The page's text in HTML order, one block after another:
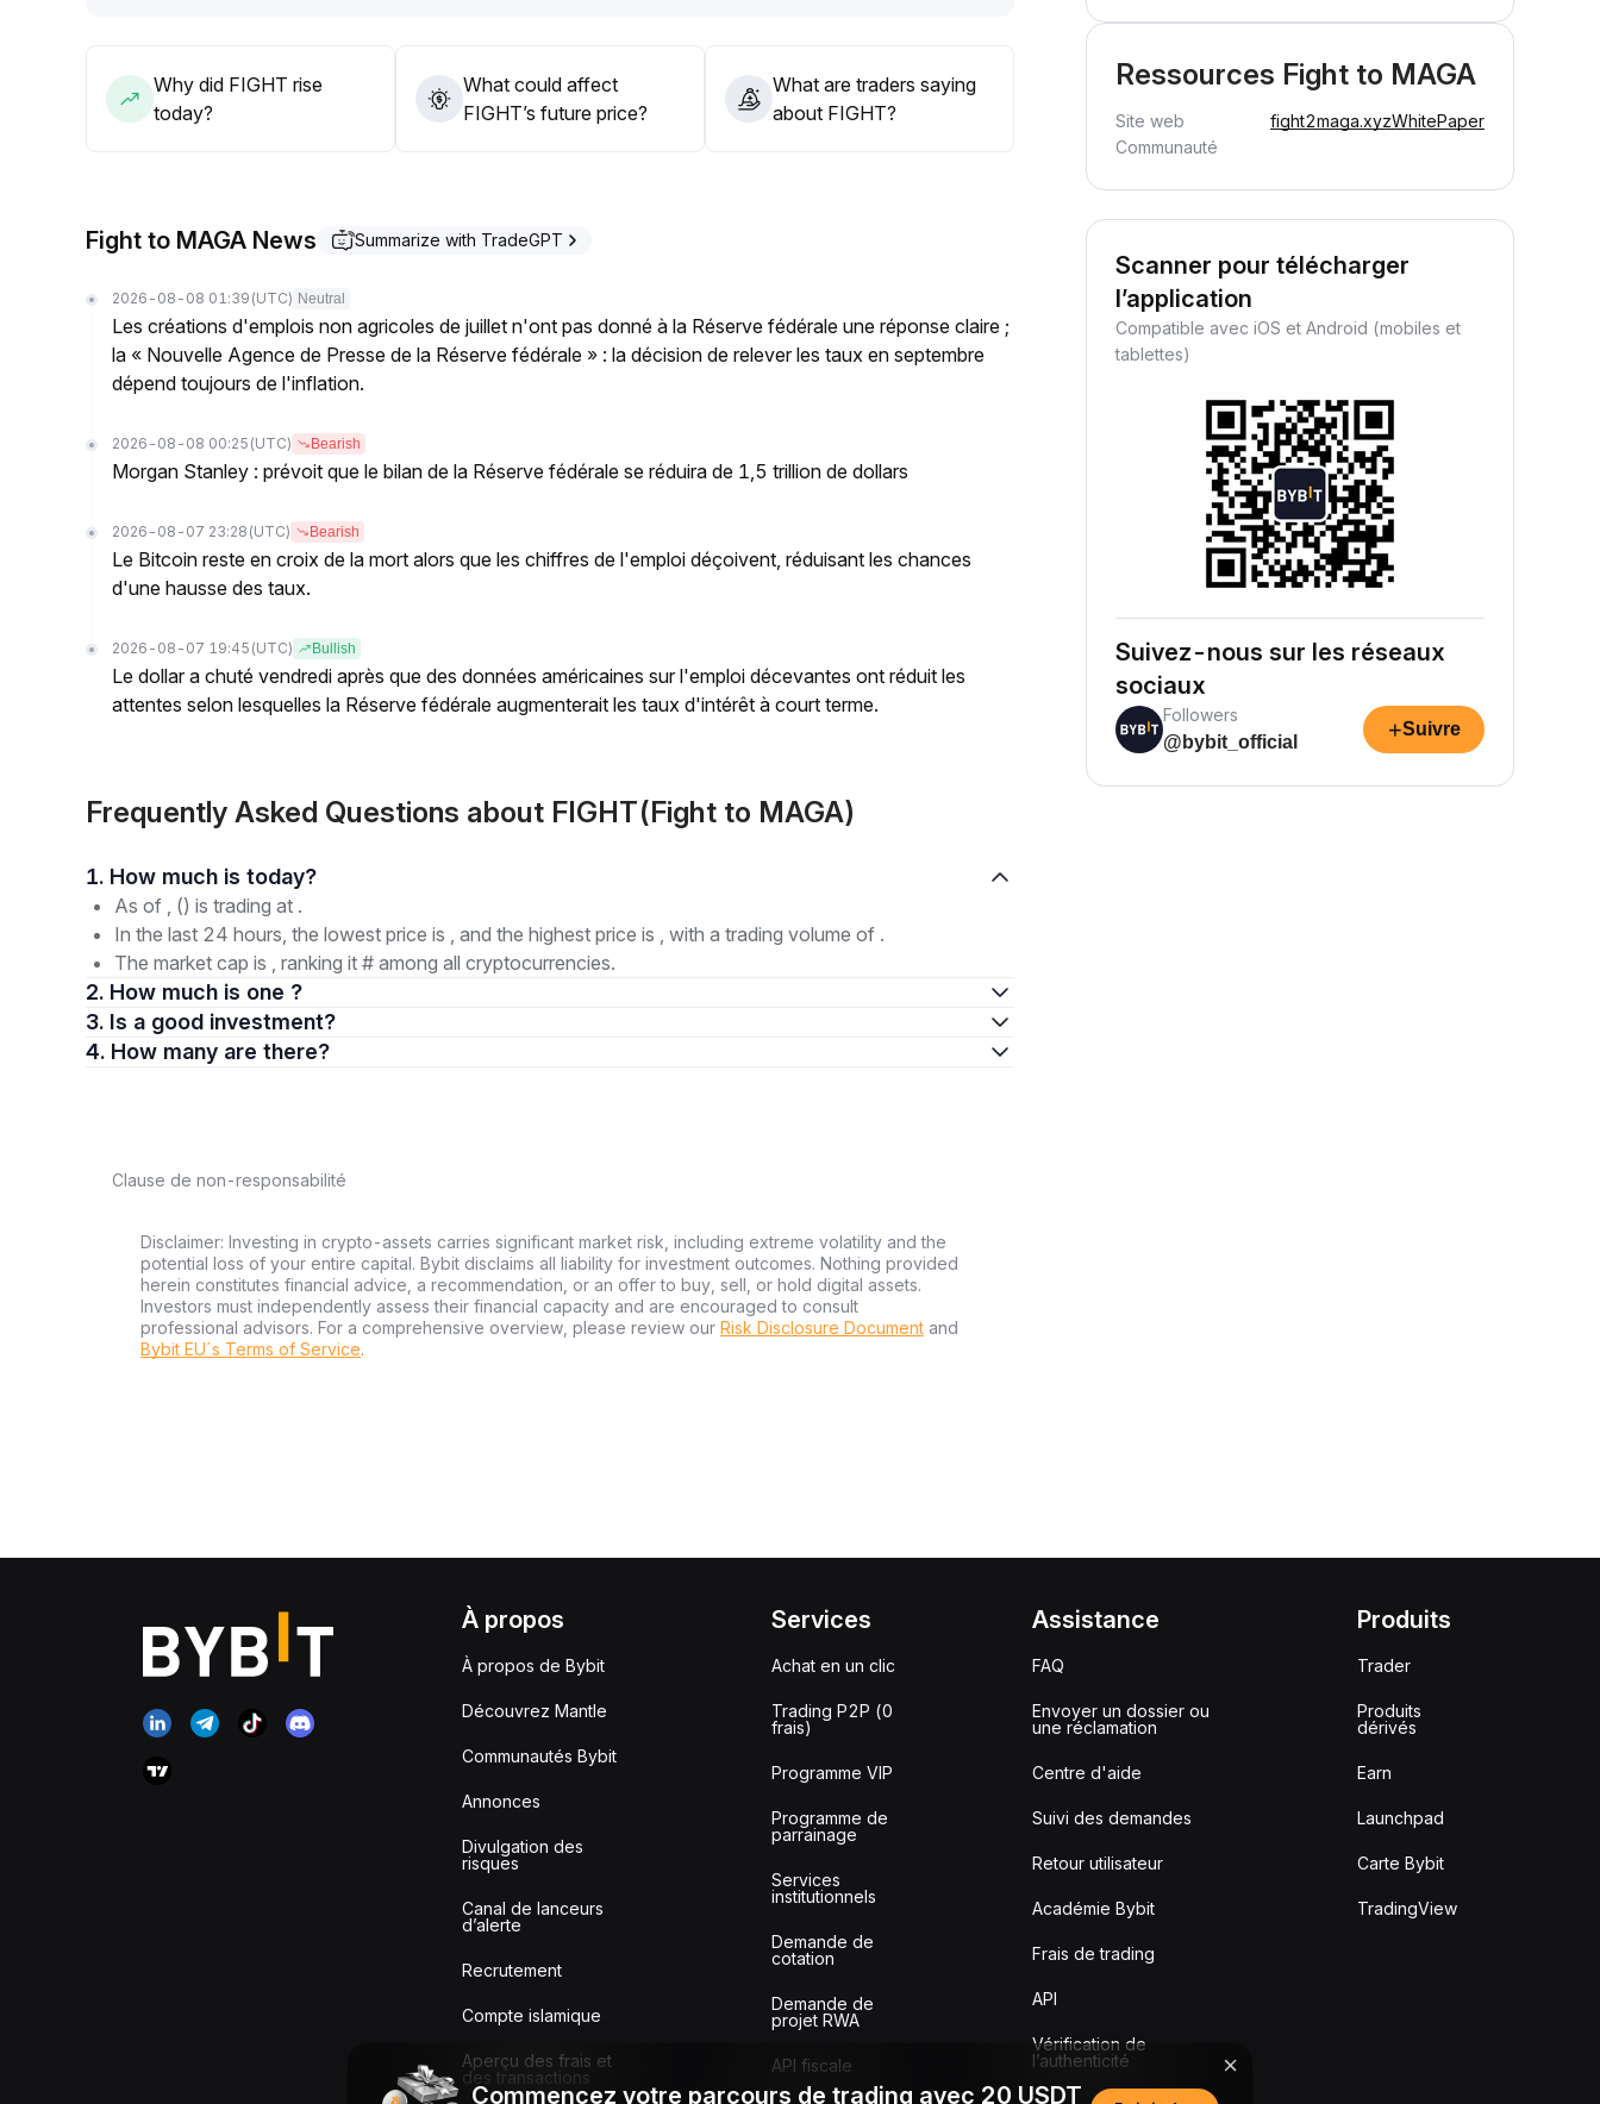
Why did FIGHT rise
today?
What could affect
FIGHT’s future price?
What are traders saying
about FIGHT?
Fight to MAGA News Summarize with TradeGPT
2026-08-08 01:39 (UTC) Neutral
Les créations d'emplois non agricoles de juillet n'ont pas donné à la Réserve fédérale une réponse claire ;
la « Nouvelle Agence de Presse de la Réserve fédérale » : la décision de relever les taux en septembre
dépend toujours de l'inflation.
2026-08-08 00:25 (UTC) Bearish
Morgan Stanley : prévoit que le bilan de la Réserve fédérale se réduira de 1,5 trillion de dollars
2026-08-07 23:28 (UTC) Bearish
Le Bitcoin reste en croix de la mort alors que les chiffres de l'emploi déçoivent, réduisant les chances
d'une hausse des taux.
2026-08-07 19:45 (UTC) Bullish
Le dollar a chuté vendredi après que des données américaines sur l'emploi décevantes ont réduit les
attentes selon lesquelles la Réserve fédérale augmenterait les taux d'intérêt à court terme.
Frequently Asked Questions about FIGHT(Fight to MAGA)
1. How much is today?
As of , () is trading at .
In the last 24 hours, the lowest price is , and the highest price is , with a trading volume of .
The market cap is , ranking it # among all cryptocurrencies.
2. How much is one ?
3. Is a good investment?
4. How many are there?
Clause de non-responsabilité
Disclaimer: Investing in crypto-assets carries significant market risk, including extreme volatility and the
potential loss of your entire capital. Bybit disclaims all liability for investment outcomes. Nothing provided
herein constitutes financial advice, a recommendation, or an offer to buy, sell, or hold digital assets.
Investors must independently assess their financial capacity and are encouraged to consult
professional advisors. For a comprehensive overview, please review our Risk Disclosure Document and
Bybit EU´s Terms of Service.
Ressources Fight to MAGA
Site web fight2maga.xyzWhitePaper
Communauté
Scanner pour télécharger
l’application
Compatible avec iOS et Android (mobiles et
tablettes)
Suivez-nous sur les réseaux
sociaux
Followers
@bybit_official
+Suivre
À propos
À propos de Bybit
Découvrez Mantle
Communautés Bybit
Annonces
Divulgation des
risques
Canal de lanceurs
d’alerte
Recrutement
Compte islamique
Aperçu des frais et
des transactions
Services
Achat en un clic
Trading P2P (0
frais)
Programme VIP
Programme de
parrainage
Services
institutionnels
Demande de
cotation
Demande de
projet RWA
API fiscale
Assistance
FAQ
Envoyer un dossier ou
une réclamation
Centre d'aide
Suivi des demandes
Retour utilisateur
Académie Bybit
Frais de trading
API
Vérification de
l’authenticité
Produits
Trader
Produits
dérivés
Earn
Launchpad
Carte Bybit
TradingView
Commencez votre parcours de trading avec 20 USDT